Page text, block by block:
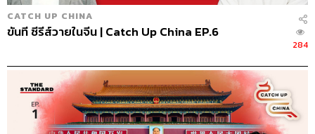
CATCH UP CHINA
ขันที ซีรีส์วายในจีน | Catch Up China EP.6
284